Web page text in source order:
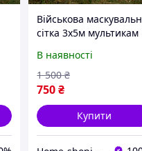
Військова
сітка 3х5м мультикам
В наявності
750₴
1 500 ₴
Купити